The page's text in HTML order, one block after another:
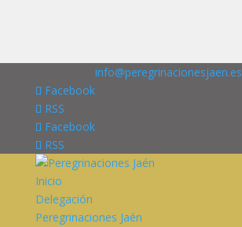
info@peregrinacionesjaen.es
Facebook
RSS
Facebook
RSS
Inicio
Delegación
Peregrinaciones Jaén